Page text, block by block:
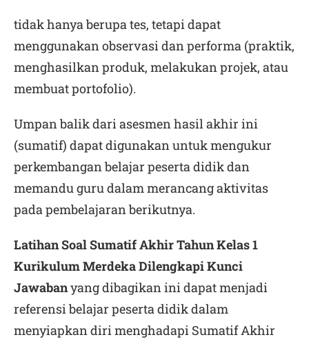
tidak hanya berupa tes, tetapi dapat
menggunakan observasi dan performa (praktik,
menghasilkan produk, melakukan projek, atau
membuat portofolio).
Umpan balik dari asesmen hasil akhir ini
(sumatif) dapat digunakan untuk mengukur
perkembangan belajar peserta didik dan
memandu guru dalam merancang aktivitas
pada pembelajaran berikutnya.
Latihan Soal Sumatif Akhir Tahun Kelas 1
Kurikulum Merdeka Dilengkapi Kunci
Jawabanyang dibagikan ini dapat menjadi
referensi belajar peserta didik dalam
menyiapkan diri menghadapi Sumatif Akhir